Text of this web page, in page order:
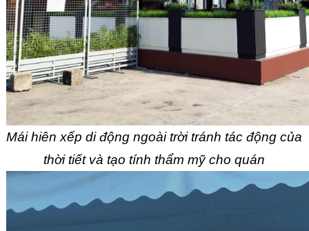
Mái hiên xếp di động ngoài trời tránh tác động của
thời tiết và tạo tính thẩm mỹ cho quán